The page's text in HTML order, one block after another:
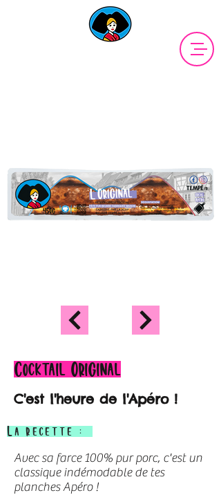
Cocktail Original
C'est l'heure de l'Apéro !
La recette :
Avec sa farce 100% pur porc, c'est un
classique indémodable de tes
planches Apéro !